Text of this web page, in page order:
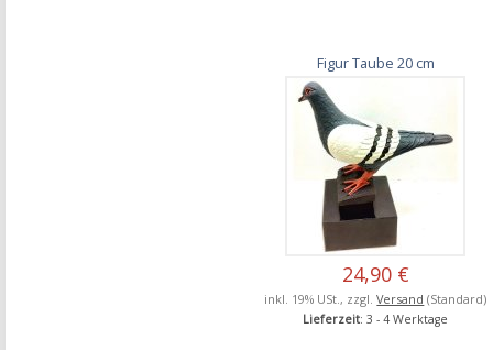
Figur Taube 20 cm
24,90 €
inkl. 19% USt., zzgl.Versand (Standard)
Lieferzeit: 3 - 4 Werktage